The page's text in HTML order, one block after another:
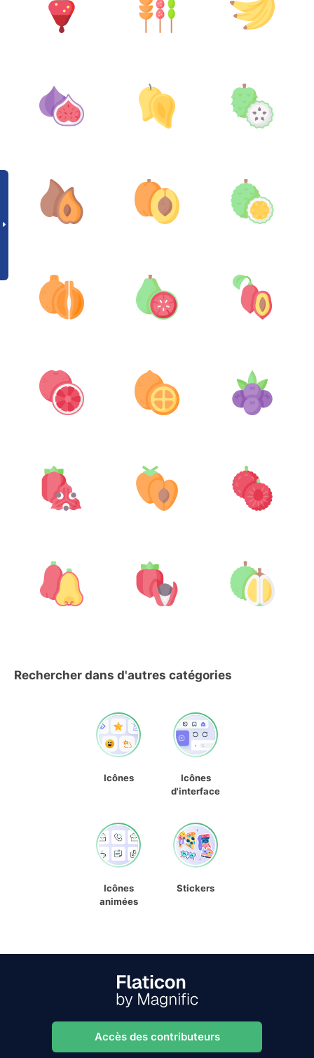
Rechercher dans d'autres catégories
Icônes
Icônes
d'interface
Icônes
animées
Stickers
Accès des contributeurs